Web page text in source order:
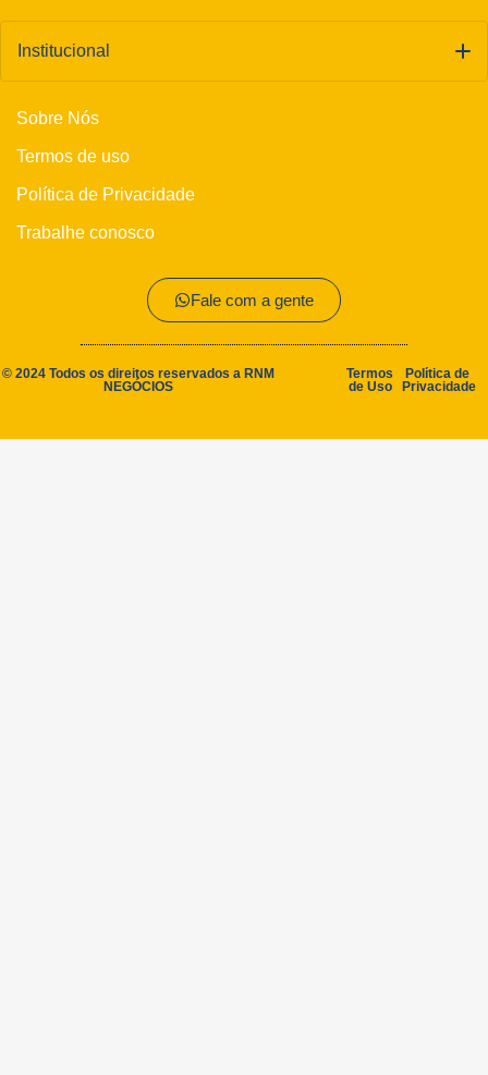
Institucional
Sobre Nós
Termos de uso
Política de Privacidade
Trabalhe conosco
Fale com a gente
© 2024 Todos os direitos reservados a RNM
NEGÓCIOS
Termos
de Uso
Política de
Privacidade